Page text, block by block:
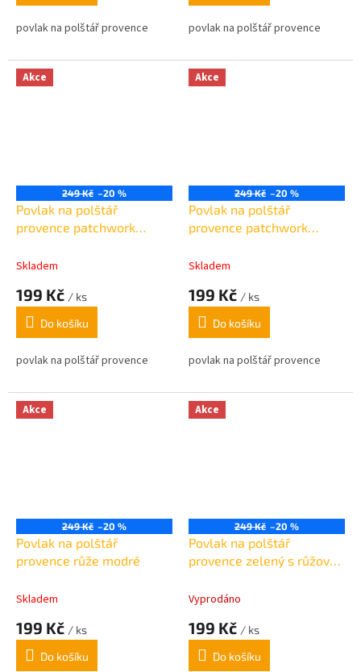
povlak na polštář provence povlak na polštář provence
Akce
249 Kč –20 %
Povlak na polštář
provence patchwork
Skladem
199 Kč / ks
Do košíku
povlak na polštář provence
Akce
249 Kč –20 %
Povlak na polštář
provence patchwork
Skladem
199 Kč / ks
Do košíku
povlak na polštář provence
Akce
249 Kč –20 %
Povlak na polštář
provence růže modré
Skladem
199 Kč / ks
Do košíku
Akce
249 Kč –20 %
Povlak na polštář
provence zelený s růžovou
Vyprodáno
199 Kč / ks
Do košíku